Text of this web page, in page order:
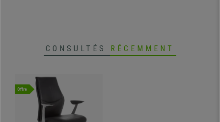
CONSULTÉS RÉCEMMENT
Offre